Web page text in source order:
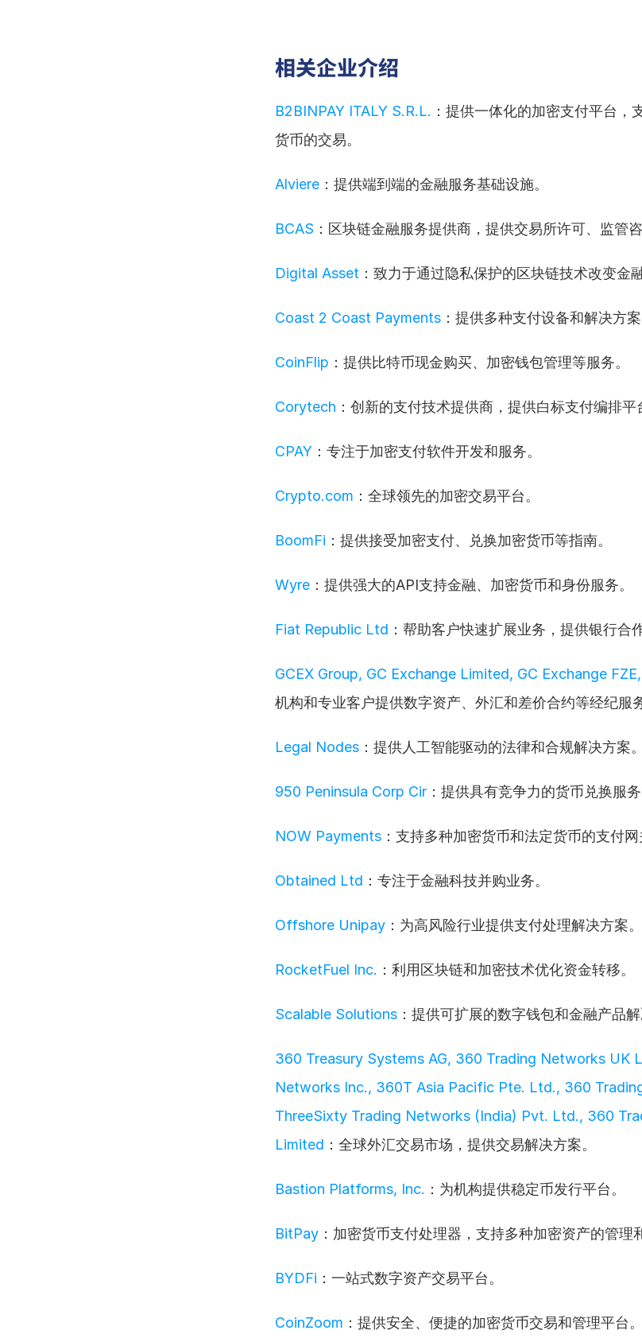
相关企业介绍
B2BINPAY ITALY S.R.L. ：提供一体化的加密支付平台，
货币的交易。
Alviere ：提供端到端的金融服务基础设施。
BCAS ：区块链金融服务提供商，提供交易所许可、监管咨
Digital Asset ：致力于通过隐私保护的区块链技术改变金
Coast 2 Coast Payments ：提供多种支付设备和解决方案
CoinFlip ：提供比特币现金购买、加密钱包管理等服务。
Corytech ：创新的支付技术提供商，提供白标支付编排平
CPAY ：专注于加密支付软件开发和服务。
Crypto.com ：全球领先的加密交易平台。
BoomFi ：提供接受加密支付、兑换加密货币等指南。
Wyre ：提供强大的API支持金融、加密货币和身份服务。
Fiat Republic Ltd ：帮助客户快速扩展业务，提供银行合
GCEX Group, GC Exchange Limited, GC Exchange
机构和专业客户提供数字资产、外汇和差价合约等经纪服务
Legal Nodes ：提供人工智能驱动的法律和合规解决方案。
950 Peninsula Corp Cir ：提供具有竞争力的货币兑换服务
NOW Payments ：支持多种加密货币和法定货币的支付网
Obtained Ltd ：专注于金融科技并购业务。
Offshore Unipay ：为高风险行业提供支付处理解决方案。
RocketFuel Inc. ：利用区块链和加密技术优化资金转移。
Scalable Solutions ：提供可扩展的数字钱包和金融产品解
360 Treasury Systems AG, 360 Trading Networks UK
Networks Inc., 360T Asia Pacific Pte. Ltd., 360
ThreeSixty Trading Networks (India) Pvt. Ltd., 360
Limited ：全球外汇交易市场，提供交易解决方案。
Bastion Platforms, Inc. ：为机构提供稳定币发行平台。
BitPay ：加密货币支付处理器，支持多种加密资产的管理
BYDFi ：一站式数字资产交易平台。
CoinZoom ：提供安全、便捷的加密货币交易和管理平台。